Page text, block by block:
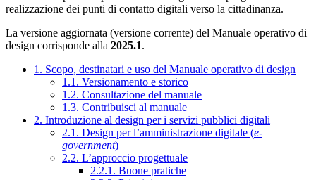
realizzazione dei punti di contatto digitali verso la cittadinanza.
La versione aggiornata (versione corrente) del Manuale operativo di
design corrisponde alla 2025.1.
1. Scopo, destinatari e uso del Manuale operativo di design
1.1. Versionamento e storico
1.2. Consultazione del manuale
1.3. Contribuisci al manuale
2. Introduzione al design per i servizi pubblici digitali
2.1. Design per l’amministrazione digitale (e-
government)
2.2. L’approccio progettuale
2.2.1. Buone pratiche